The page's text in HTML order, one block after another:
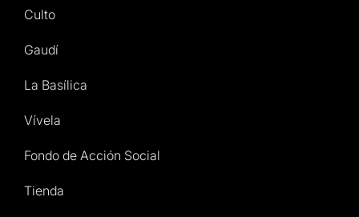
Culto
Gaudí
La Basílica
Vívela
Fondo de Acción Social
Tienda